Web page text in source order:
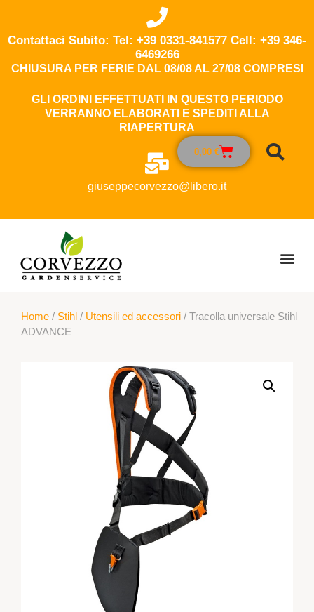
Contattaci Subito: Tel: +39 0331-841577 Cell: +39 346-
6469266
CHIUSURA PER FERIE DAL 08/08 AL 27/08 COMPRESI
GLI ORDINI EFFETTUATI IN QUESTO PERIODO
VERRANNO ELABORATI E SPEDITI ALLA
RIAPERTURA
giuseppecorvezzo@libero.it
0,00 €
Home / Stihl / Utensili ed accessori / Tracolla universale Stihl
ADVANCE